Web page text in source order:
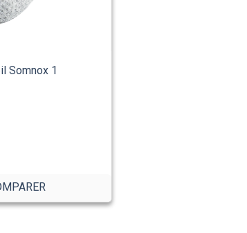
Somnox 1